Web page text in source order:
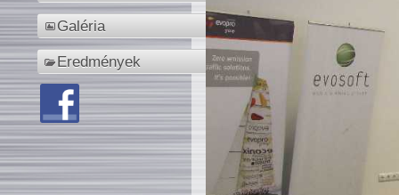
Galéria
Eredmények